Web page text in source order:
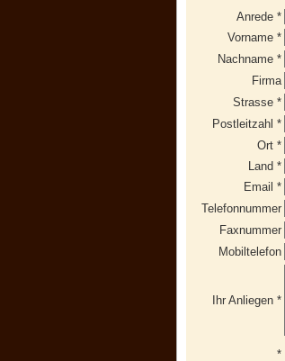
Anrede *
Vorname *
Nachname *
Firma
Strasse *
Postleitzahl *
Ort *
Land *
Email *
Telefonnummer
Faxnummer
Mobiltelefon
Ihr Anliegen *
*